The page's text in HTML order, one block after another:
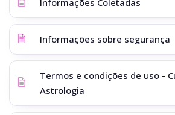
Informações sobre segurança
Termos e condições de uso -
Astrologia